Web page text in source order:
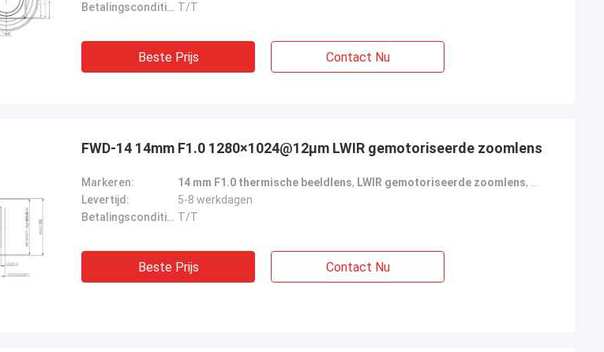
Betalingscondities: T/T
Beste Prijs Contact Nu
FWD-14 14mm F1.0 1280×1024@12μm LWIR gemotoriseerde zoomlens
Markeren: 14 mm F1.0 thermische beeldlens, LWIR gemotoriseerde zoomlens,
Levertijd:
5-8 werkdagen
Betalingscondities: T/T
Beste Prijs Contact Nu